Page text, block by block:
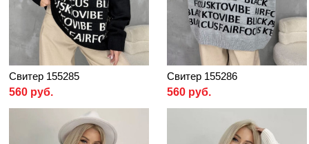
Свитер 155285
560 руб.
Свитер 155286
560 руб.